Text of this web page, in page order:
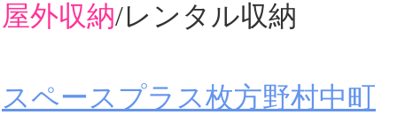
屋外収納/レンタル収納
スペースプラス枚方野村中町